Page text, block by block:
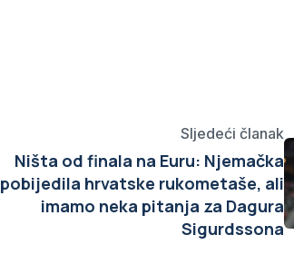
Sljedeći članak
Ništa od finala na Euru: Njemačka
pobijedila hrvatske rukometaše, ali
imamo neka pitanja za Dagura
Sigurdssona